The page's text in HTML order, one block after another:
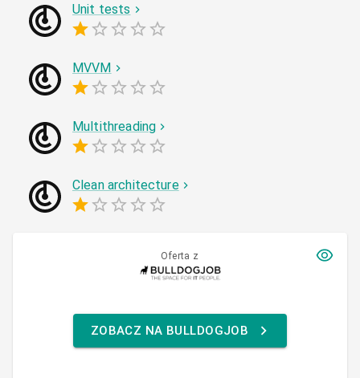
Unit tests
MVVM
Multithreading
Clean architecture
Oferta z
ZOBACZ NA BULLDOGJOB